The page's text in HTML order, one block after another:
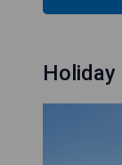
Holiday